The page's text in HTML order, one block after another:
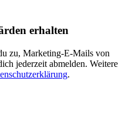
erhalten
zu, Marketing-E-Mails von
jederzeit abmelden. Weitere
.